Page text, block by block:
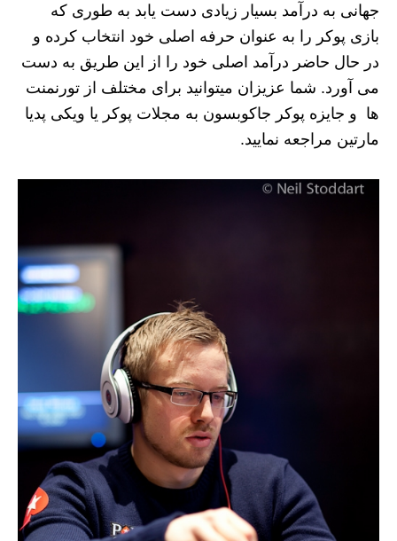
جهانی به درآمد بسیار زیادی دست یابد به طوری که
بازی پوکر را به عنوان حرفه اصلی خود انتخاب کرده و
در حال حاضر درآمد اصلی خود را از این طریق به دست
می آورد. شما عزیزان میتوانید برای مختلف از تورنمنت
ها و جایزه پوکر جاکوبسون به مجلات پوکر یا ویکی پدیا
مارتین مراجعه نمایید.